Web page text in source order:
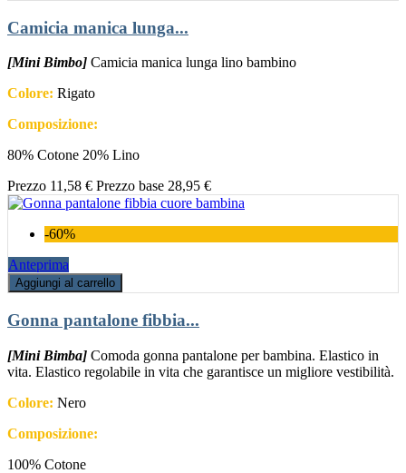
Camicia manica lunga...
[Mini Bimbo] Camicia manica lunga lino bambino
Colore: Rigato
Composizione:
80% Cotone 20% Lino
Prezzo 11,58 € Prezzo base 28,95 €
-60%
Anteprima
Aggiungi al carrello
Gonna pantalone fibbia...
[Mini Bimba] Comoda gonna pantalone per bambina. Elastico in
vita. Elastico regolabile in vita che garantisce un migliore vestibilità.
Colore: Nero
Composizione:
100% Cotone